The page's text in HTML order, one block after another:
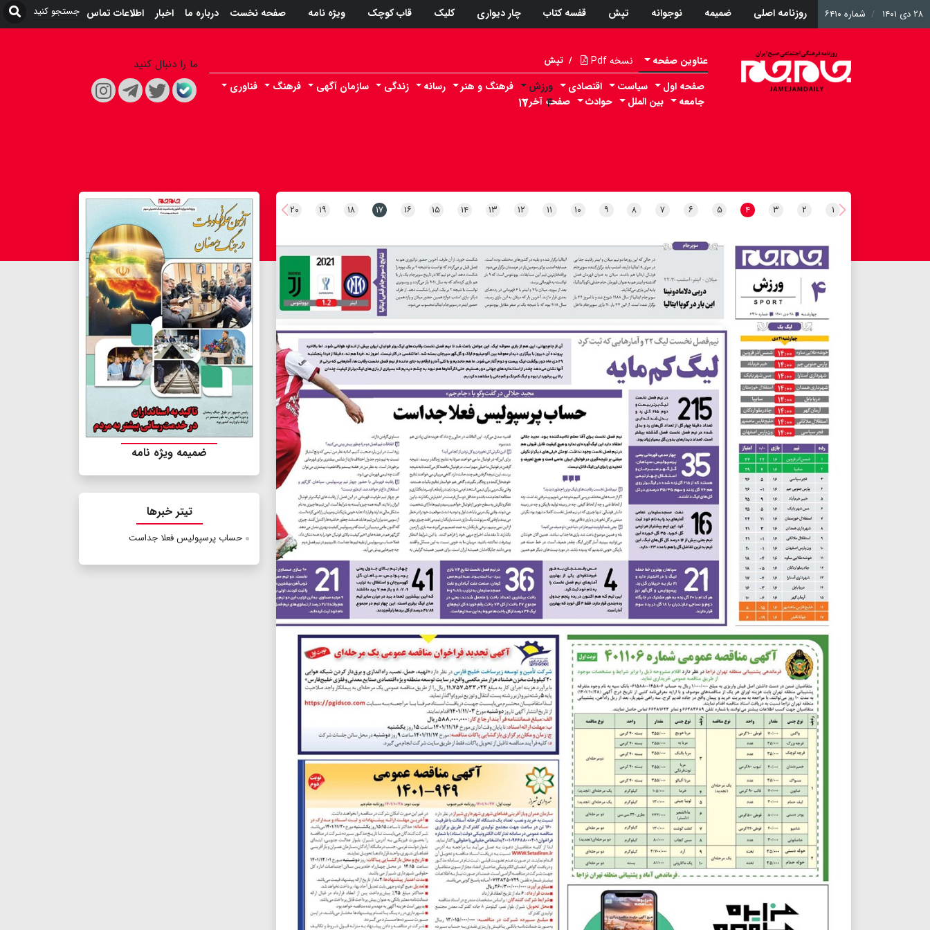
۲۸ دی ۱۴۰۱ شماره ۶۴۱۰ روزنامه اصلی ضمیمه نوجوانه تپش قفسه کتاب چار دیواری کلیک قاب کوچک ویژه نامه صفحه نخست درباره ما اخبار اطلاعات تماس
عناوین صفحه نسخه Pdf / تپش
صفحه اول سیاست اقتصادی ورزش
۴ ۱۷
فرهنگ و هنر رسانه زندگی سازمان آگهی فرهنگ
فناوری
جامعه
بین الملل حوادث صفحه آخر
ما را دنبال کنید
۱ ۲ ۳ ۴ ۵ ۶ ۷ ۸ ۹ ۱۰ ۱۱ ۱۲ ۱۳ ۱۴ ۱۵ ۱۶ ۱۷ ۱۸ ۱۹ ۲۰
ضمیمه ویژه نامه
تیتر خبرها
حساب پرسپولیس فعلا جداست